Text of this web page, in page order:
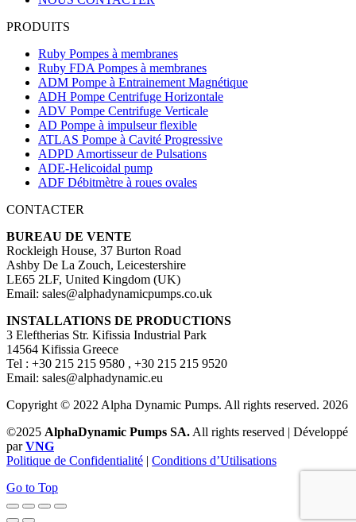
PRODUITS
Ruby Pompes à membranes
Ruby FDA Pompes à membranes
ADM Pompe à Entrainement Magnétique
ADH Pompe Centrifuge Horizontale
ADV Pompe Centrifuge Verticale
AD Pompe à impulseur flexible
ATLAS Pompe à Cavité Progressive
ADPD Amortisseur de Pulsations
ADE-Helicoidal pump
ADF Débitmètre à roues ovales
CONTACTER
BUREAU DE VENTE
Rockleigh House, 37 Burton Road
Ashby De La Zouch, Leicestershire
LE65 2LF, United Kingdom (UK)
Email: sales@alphadynamicpumps.co.uk
INSTALLATIONS DE PRODUCTIONS
3 Eleftherias Str. Kifissia Industrial Park
14564 Kifissia Greece
Tel : +30 215 215 9580 , +30 215 215 9520
Email: sales@alphadynamic.eu
Copyright © 2022 Alpha Dynamic Pumps. All rights reserved. 2026
©2025 AlphaDynamic Pumps SA. All rights reserved | Développé
parVNG
Politique de Confidentialité | Conditions d’Utilisations
Go to Top